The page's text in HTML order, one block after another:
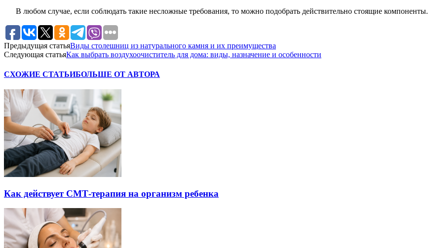
В любом случае, если соблюдать такие несложные требования, то можно подобрать действительно стоящие компоненты.
Предыдущая статьяВиды столешниц из натурального камня и их преимущества
Следующая статьяКак выбрать воздухоочиститель для дома: виды, назначение и особенности
СХОЖИЕ СТАТЬИБОЛЬШЕ ОТ АВТОРА
Как действует СМТ-терапия на организм ребенка